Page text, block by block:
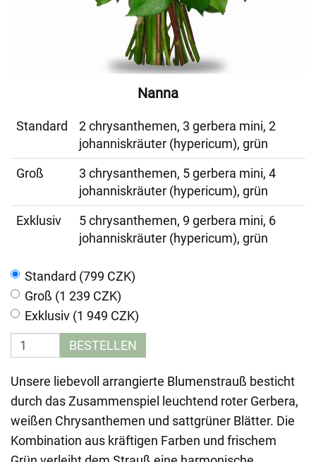
Nanna
Standard
2 chrysanthemen, 3 gerbera mini, 2
johanniskräuter (hypericum), grün
Groß
3 chrysanthemen, 5 gerbera mini, 4
johanniskräuter (hypericum), grün
Exklusiv
5 chrysanthemen, 9 gerbera mini, 6
johanniskräuter (hypericum), grün
Standard (799 CZK)
Groß (1 239 CZK)
Exklusiv (1 949 CZK)
BESTELLEN
Unsere liebevoll arrangierte Blumenstrauß besticht
durch das Zusammenspiel leuchtend roter Gerbera,
weißen Chrysanthemen und sattgrüner Blätter. Die
Kombination aus kräftigen Farben und frischem